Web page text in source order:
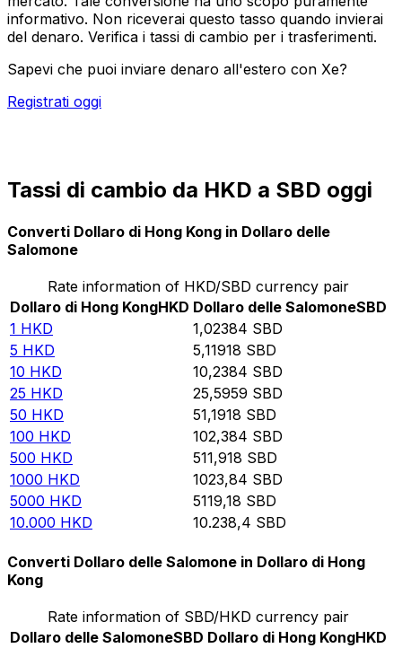
informativo. Non riceverai questo tasso quando invierai
del denaro. Verifica i tassi di cambio per i trasferimenti.
Sapevi che puoi inviare denaro all'estero con Xe?
Registrati oggi
Tassi di cambio da HKD a SBD oggi
Converti Dollaro di Hong Kong in Dollaro delle
Salomone
Rate information of HKD/SBD currency pair
Dollaro di Hong KongHKD Dollaro delle SalomoneSBD
1 HKD 1,02384 SBD
5 HKD 5,11918 SBD
10 HKD 10,2384 SBD
25 HKD 25,5959 SBD
50 HKD 51,1918 SBD
100 HKD 102,384 SBD
500 HKD 511,918 SBD
1000 HKD 1023,84 SBD
5000 HKD 5119,18 SBD
10.000 HKD 10.238,4 SBD
Converti Dollaro delle Salomone in Dollaro di Hong
Kong
Rate information of SBD/HKD currency pair
Dollaro delle SalomoneSBD Dollaro di Hong KongHKD